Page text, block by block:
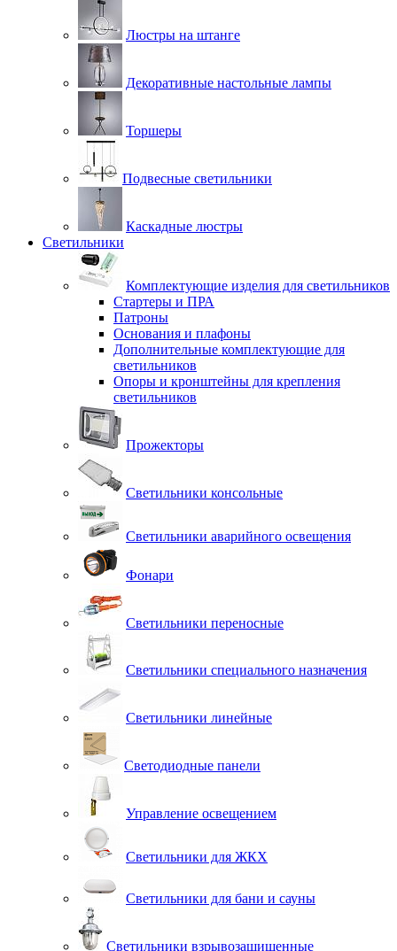
Люстры на штанге
Декоративные настольные лампы
Торшеры
Подвесные светильники
Каскадные люстры
Светильники
Комплектующие изделия для светильников
Стартеры и ПРА
Патроны
Основания и плафоны
Дополнительные комплектующие для
светильников
Опоры и кронштейны для крепления
светильников
Прожекторы
Светильники консольные
Светильники аварийного освещения
Фонари
Светильники переносные
Светильники специального назначения
Светильники линейные
Светодиодные панели
Управление освещением
Светильники для ЖКХ
Светильники для бани и сауны
Светильники взрывозащищенные